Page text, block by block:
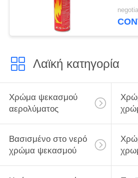
Λαϊκή κατηγορία
Χρώμα ψεκασμού
αερολύματος
Βασισμένο στο νερό
χρώμα ψεκασμού